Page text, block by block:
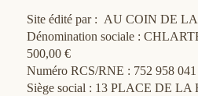
Site édité par : AU COIN DE
Dénomination sociale :
500,00 €
Numéro RCS/RNE : 752 958
Siège social : 13 PLACE DE